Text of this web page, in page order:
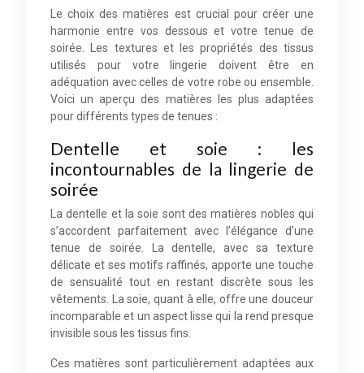
Le choix des matières est crucial pour créer une
harmonie entre vos dessous et votre tenue de
soirée. Les textures et les propriétés des tissus
utilisés pour votre lingerie doivent être en
adéquation avec celles de votre robe ou ensemble.
Voici un aperçu des matières les plus adaptées
pour différents types de tenues :
Dentelle et soie : les
incontournables de la lingerie de
soirée
La dentelle et la soie sont des matières nobles qui
s’accordent parfaitement avec l’élégance d’une
tenue de soirée. La dentelle, avec sa texture
délicate et ses motifs raffinés, apporte une touche
de sensualité tout en restant discrète sous les
vêtements. La soie, quant à elle, offre une douceur
incomparable et un aspect lisse qui la rend presque
invisible sous les tissus fins.
Ces matières sont particulièrement adaptées aux